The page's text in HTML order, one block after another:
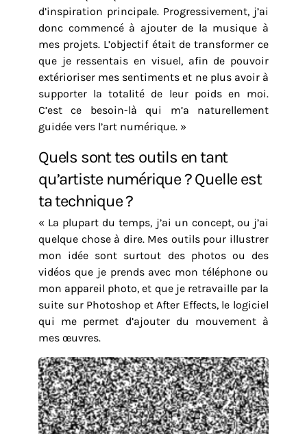
d’inspiration principale. Progressivement, j’ai
donc commencé à ajouter de la musique à
mes projets. L’objectif était de transformer ce
que je ressentais en visuel, afin de pouvoir
extérioriser mes sentiments et ne plus avoir à
supporter la totalité de leur poids en moi.
C’est ce besoin-là qui m’a naturellement
guidée vers l’art numérique. »
Quels sont tes outils en tant
qu’artiste numérique ? Quelle est
ta technique ?
« La plupart du temps, j’ai un concept, ou j’ai
quelque chose à dire. Mes outils pour illustrer
mon idée sont surtout des photos ou des
vidéos que je prends avec mon téléphone ou
mon appareil photo, et que je retravaille par la
suite sur Photoshop et After Effects, le logiciel
qui me permet d’ajouter du mouvement à
mes œuvres.